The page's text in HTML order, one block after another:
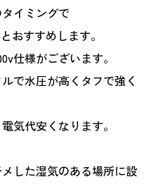
イミングで
おすすめします。
仕様がございます。
で水圧が高くタフで強く
気代安くなります。
した湿気のある場所に設